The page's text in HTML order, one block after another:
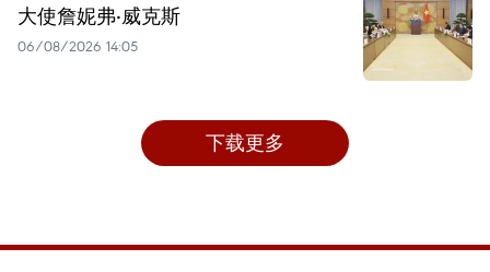
大使詹妮弗·威克斯
06/08/2026 14:05
下载更多